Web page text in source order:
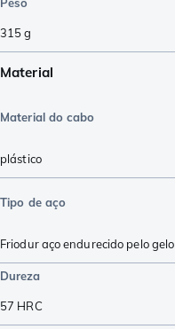
315g
Material
Material do cabo
plástico
Tipo de aço
Friodur aço endurecido pelo gelo
Dureza
57 HRC